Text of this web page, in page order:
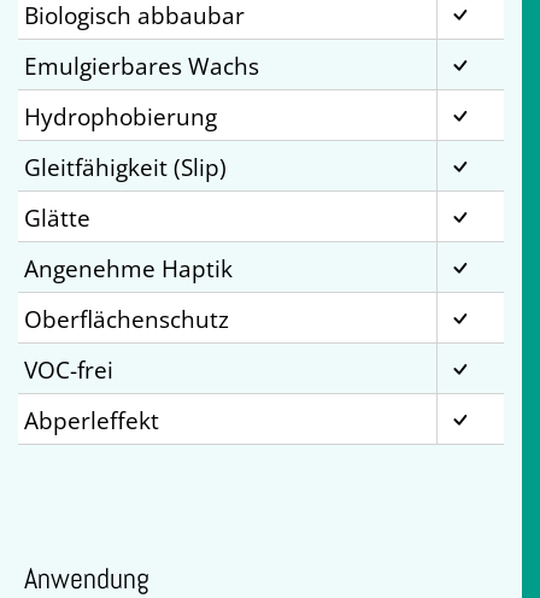
Biologisch abbaubar
Emulgierbares Wachs
Hydrophobierung
Gleitfähigkeit (Slip)
Glätte
Angenehme Haptik
Oberflächenschutz
VOC-frei
Abperleffekt
Anwendung